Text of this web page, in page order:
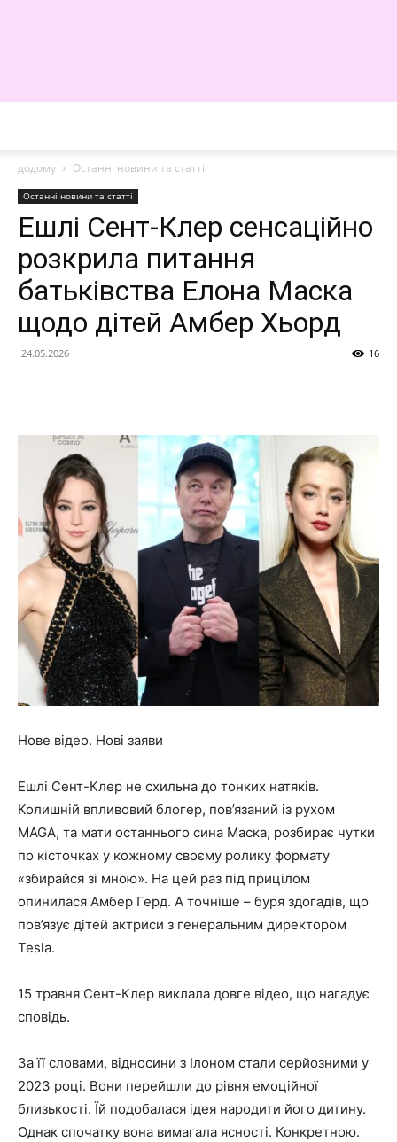
додому
Останні новини та статті
Останні новини та статті
Ешлі Сент-Клер сенсаційно
розкрила питання
батьківства Елона Маска
щодо дітей Амбер Хьорд
24.05.2026 16
Нове відео. Нові заяви
Ешлі Сент-Клер не схильна до тонких натяків.
Колишній впливовий блогер, пов’язаний із рухом
MAGA, та мати останнього сина Маска, розбирає чутки
по кісточках у кожному своєму ролику формату
«збирайся зі мною». На цей раз під прицілом
опинилася Амбер Герд. А точніше – буря здогадів, що
пов’язує дітей актриси з генеральним директором
Tesla.
15 травня Сент-Клер виклала довге відео, що нагадує
сповідь.
За її словами, відносини з Ілоном стали серйозними у
2023 році. Вони перейшли до рівня емоційної
близькості. Їй подобалася ідея народити його дитину.
Однак спочатку вона вимагала ясності. Конкретною.